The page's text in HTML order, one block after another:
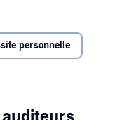
le vieil homme de son
à jamais. Guidé par le
à peu de ses peurs et
pacifique.
découvrir :
personnelle